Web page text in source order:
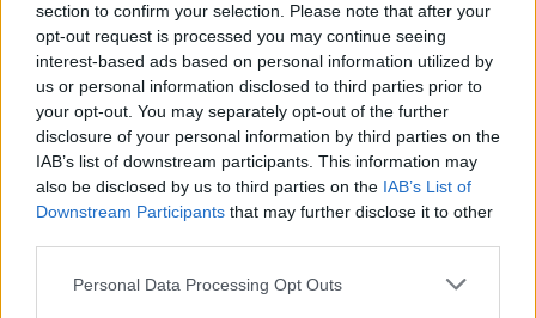
section to confirm your selection. Please note that after your
opt-out request is processed you may continue seeing
interest-based ads based on personal information utilized by
us or personal information disclosed to third parties prior to
your opt-out. You may separately opt-out of the further
disclosure of your personal information by third parties on the
IAB’s list of downstream participants. This information may
also be disclosed by us to third parties on the IAB’s List of
Downstream Participants that may further disclose it to other
Please note that this website/app uses one or more Google
Personal Data Processing Opt Outs
AUTORE
Staff